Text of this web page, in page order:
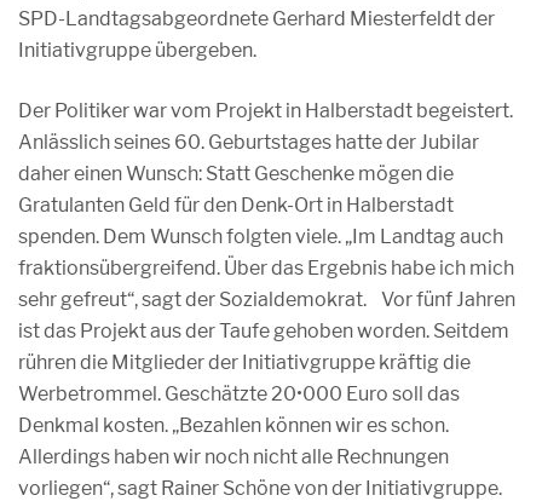
SPD-Landtagsabgeordnete Gerhard Miesterfeldt der
Initiativgruppe übergeben.
Der Politiker war vom Projekt in Halberstadt begeistert.
Anlässlich seines 60. Geburtstages hatte der Jubilar
daher einen Wunsch: Statt Geschenke mögen die
Gratulanten Geld für den Denk-Ort in Halberstadt
spenden. Dem Wunsch folgten viele. „Im Landtag auch
fraktionsübergreifend. Über das Ergebnis habe ich mich
sehr gefreut“, sagt der Sozialdemokrat. Vor fünf Jahren
ist das Projekt aus der Taufe gehoben worden. Seitdem
rühren die Mitglieder der Initiativgruppe kräftig die
Werbetrommel. Geschätzte 20•000 Euro soll das
Denkmal kosten. „Bezahlen können wir es schon.
Allerdings haben wir noch nicht alle Rechnungen
vorliegen“, sagt Rainer Schöne von der Initiativgruppe.